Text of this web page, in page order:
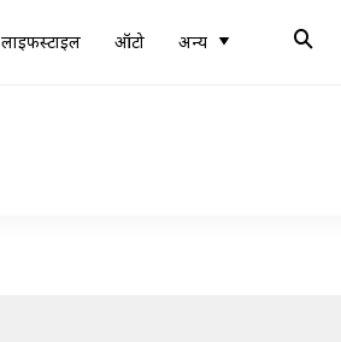
लाइफस्टाइल ऑटो अन्य